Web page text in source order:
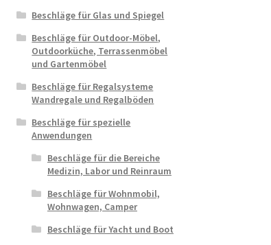
Beschläge für Glas und Spiegel
Beschläge für Outdoor-Möbel,
Outdoorküche, Terrassenmöbel
und Gartenmöbel
Beschläge für Regalsysteme
Wandregale und Regalböden
Beschläge für spezielle
Anwendungen
Beschläge für die Bereiche
Medizin, Labor und Reinraum
Beschläge für Wohnmobil,
Wohnwagen, Camper
Beschläge für Yacht und Boot